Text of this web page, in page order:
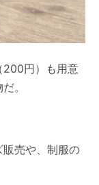
200円）も用意
。
売や、制服の